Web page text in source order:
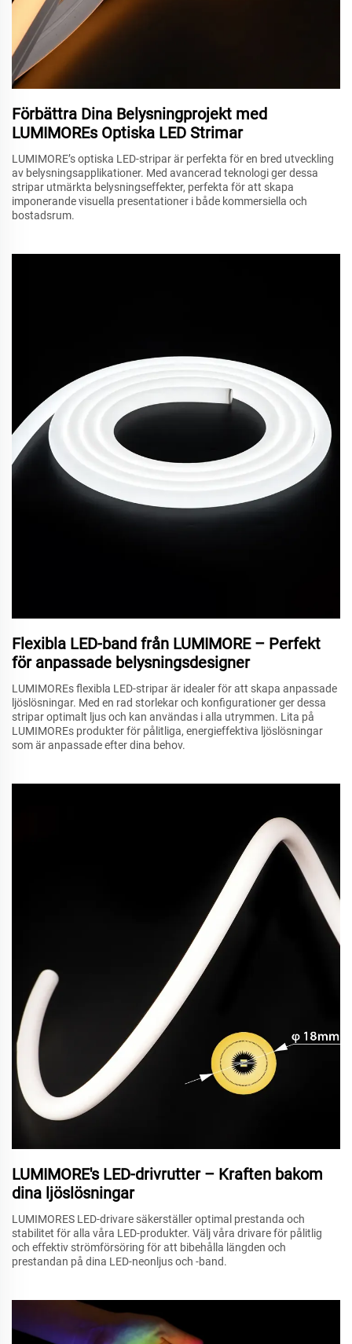
Förbättra Dina Belysningprojekt med
LUMIMOREs Optiska LED Strimar
LUMIMORE’s optiska LED-stripar är perfekta för en bred utveckling
av belysningsapplikationer. Med avancerad teknologi ger dessa
stripar utmärkta belysningseffekter, perfekta för att skapa
imponerande visuella presentationer i både kommersiella och
bostadsrum.
Flexibla LED-band från LUMIMORE – Perfekt
för anpassade belysningsdesigner
LUMIMOREs flexibla LED-stripar är idealer för att skapa anpassade
ljöslösningar. Med en rad storlekar och konfigurationer ger dessa
stripar optimalt ljus och kan användas i alla utrymmen. Lita på
LUMIMOREs produkter för pålitliga, energieffektiva ljöslösningar
som är anpassade efter dina behov.
LUMIMORE's LED-drivrutter – Kraften bakom
dina ljöslösningar
LUMIMORES LED-drivare säkerställer optimal prestanda och
stabilitet för alla våra LED-produkter. Välj våra drivare för pålitlig
och effektiv strömförsöring för att bibehålla längden och
prestandan på dina LED-neonljus och -band.